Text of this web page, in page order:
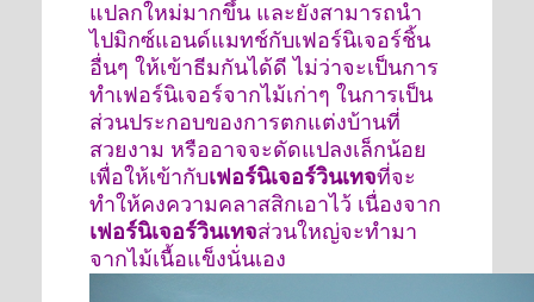
แปลกใหม่มากขึ้น และยังสามารถนำ
ไปมิกซ์แอนด์แมทช์กับเฟอร์นิเจอร์ชิ้น
อื่นๆ ให้เข้าธีมกันได้ดี ไม่ว่าจะเป็นการ
ทำเฟอร์นิเจอร์จากไม้เก่าๆ ในการเป็น
ส่วนประกอบของการตกแต่งบ้านที่
สวยงาม หรืออาจจะดัดแปลงเล็กน้อย
เพื่อให้เข้ากับเฟอร์นิเจอร์วินเทจที่จะ
ทำให้คงความคลาสสิกเอาไว้ เนื่องจาก
เฟอร์นิเจอร์วินเทจส่วนใหญ่จะทำมา
จากไม้เนื้อแข็งนั่นเอง